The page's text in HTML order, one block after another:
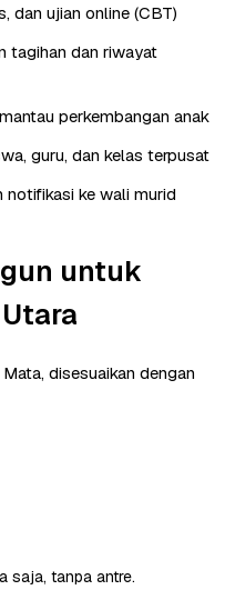
dan ujian online (CBT)
tagihan dan riwayat
perkembangan anak
guru, dan kelas terpusat
notifikasi ke wali murid
untuk
disesuaikan dengan
saja, tanpa antre.